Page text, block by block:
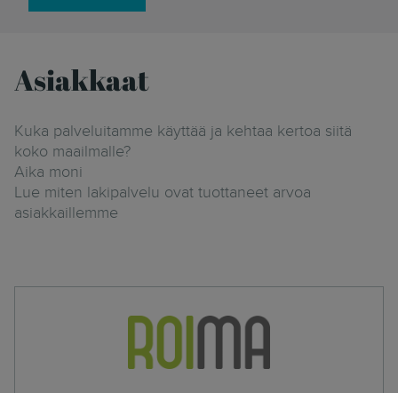
Asiakkaat
Kuka palveluitamme käyttää ja kehtaa kertoa siitä
koko maailmalle?
Aika moni
Lue miten lakipalvelu ovat tuottaneet arvoa
asiakkaillemme